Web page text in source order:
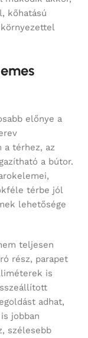
kőhatású
előnye a
a térhez, az
a bútor.
térbe jól
lehetősége
teljesen
rész, parapet
is
adhat,
jobban
szélesebb